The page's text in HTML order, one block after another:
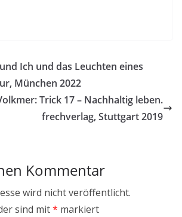
Ich und das Leuchten eines
München 2022
Trick 17 – Nachhaltig leben.
frechverlag, Stuttgart 2019
Kommentar
wird nicht veröffentlicht.
sind mit* markiert